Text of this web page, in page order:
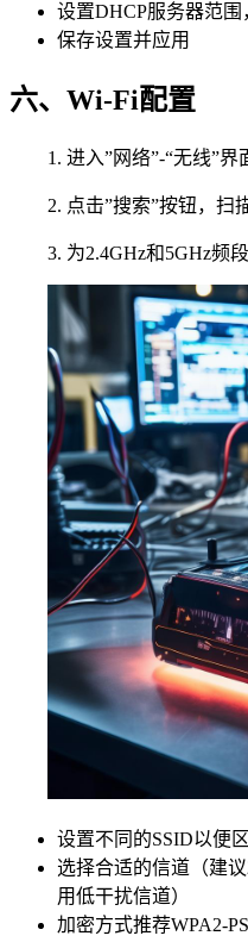
设置DHCP服务器范
保存设置并应用
六、Wi-Fi配置
1. 进入”网络”-“无线”界
2. 点击”搜索”按钮，扫
3. 为2.4GHz和5GHz频
设置不同的SSID以便
选择合适的信道（建
用低干扰信道）
加密方式推荐WPA2-